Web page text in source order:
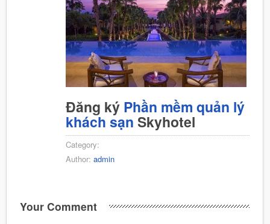
Đăng ký Phần mềm quản lý
khách sạn Skyhotel
Category:
Author: admin
Your Comment